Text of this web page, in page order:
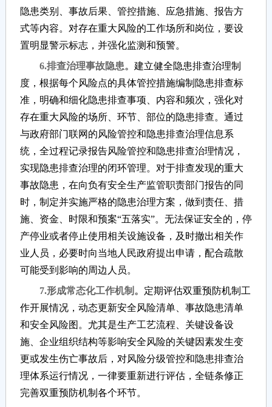
隐患类别、事故后果、管控措施、应急措施、报告方
式等内容。对存在重大风险的工作场所和岗位，要设
置明显警示标志，并强化监测和预警。
6.排查治理事故隐患。 建立健全隐患排查治理制
度，根据每个风险点的具体管控措施编制隐患排查标
准，明确和细化隐患排查事项、内容和频次，强化对
存在重大风险的场所、环节、部位的隐患排查。通过
与政府部门联网的风险管控和隐患排查治理信息系
统，全过程记录报告风险管控和隐患排查治理情况，
实现隐患排查治理的闭环管理。对于排查发现的重大
事故隐患，在向负有安全生产监管职责部门报告的同
时，制定并实施严格的隐患治理方案，做到责任、措
施、资金、时限和预案“五落实”。无法保证安全的，停
产停业或者停止使用相关设施设备，及时撤出相关作
业人员，必要时向当地人民政府提出申请，配合疏散
可能受到影响的周边人员。
7.形成常态化工作机制。 定期评估双重预防机制工
作开展情况，动态更新安全风险清单、事故隐患清单
和安全风险图。尤其是生产工艺流程、关键设备设
施、企业组织结构等影响安全风险的关键因素发生变
更或发生伤亡事故后，对风险分级管控和隐患排查治
理体系运行情况，一律要重新进行评估，全链条修正
完善双重预防机制各个环节。